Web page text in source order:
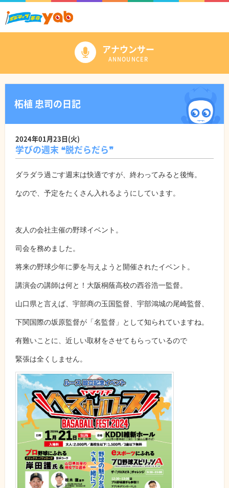
アナウンサー
ANNOUNCER
柘植 忠司の日記
2024年01月23日(火)
学びの週末 ❝脱だらだら❞
ダラダラ過ごす週末は快適ですが、終わってみると後悔。
なので、予定をたくさん入れるようにしています。
友人の会社主催の野球イベント。
司会を務めました。
将来の野球少年に夢を与えようと開催されたイベント。
講演会の講師は何と！大阪桐蔭高校の西谷浩一監督。
山口県と言えば、宇部商の玉国監督、宇部鴻城の尾崎監督、
下関国際の坂原監督が「名監督」として知られていますね。
有難いことに、近しい取材をさせてもらっているので
緊張は全くしません。